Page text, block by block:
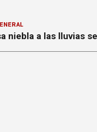
niebla a las lluvias